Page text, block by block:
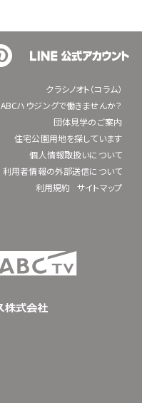
クラシノオト（コラム）
ABCハウジングで働きませんか？
団体見学のご案内
住宅公園用地を探しています
個人情報取扱いについて
利用者情報の外部送信について
利用規約
サイトマップ